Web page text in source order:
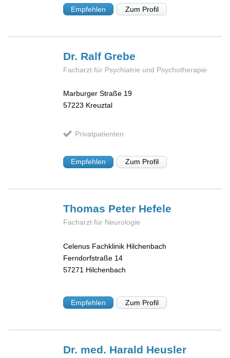
Empfehlen Zum Profil
Dr. RalfGrebe
Facharzt für Psychiatrie und Psychotherapie
Marburger Straße 19
57223 Kreuztal
Privatpatienten
Empfehlen Zum Profil
Thomas Peter Hefele
Facharzt für Neurologie
Celenus Fachklinik Hilchenbach
Ferndorfstraße 14
57271 Hilchenbach
Empfehlen Zum Profil
Dr. med. Harald Heusler